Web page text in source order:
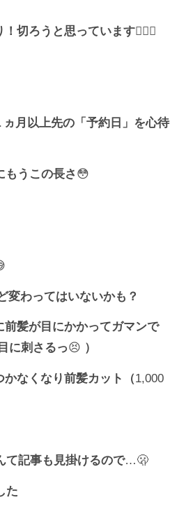
切ろうと思っています💇🏻‍♀️
月以上先の「予約日」を心待
もうこの長さ 😳
変わってはいないかも？
髪が目にかかってガマンで
目に刺さるっ😣 ）
なくなり前髪カット（1,000
て記事も見掛けるので…🫢
た